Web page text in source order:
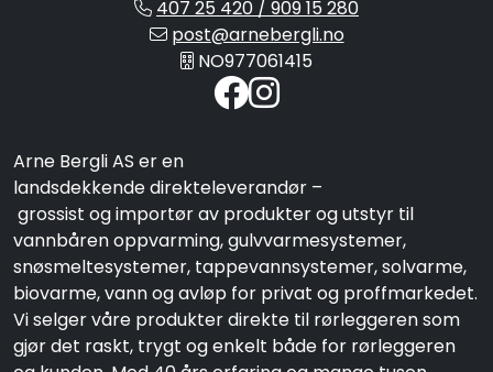
407 25 420 / 909 15 280
post@arnebergli.no
NO977061415
Arne Bergli AS er en
landsdekkende direkteleverandør –
grossist og importør av produkter og utstyr til
vannbåren oppvarming, gulvvarmesystemer,
snøsmeltesystemer, tappevannsystemer, solvarme,
biovarme, vann og avløp for privat og proffmarkedet.
Vi selger våre produkter direkte til rørleggeren som
gjør det raskt, trygt og enkelt både for rørleggeren